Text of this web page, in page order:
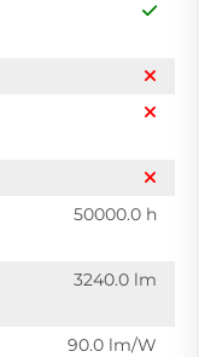
50000.0 h
3240.0 lm
90.0 lm/W